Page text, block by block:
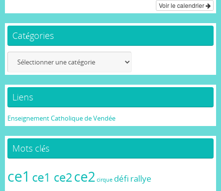
Voir le calendrier
Catégories
Liens
Enseignement Catholique de Vendée
Mots clés
ce1 ce1 ce2ce2 cirque défi rallye